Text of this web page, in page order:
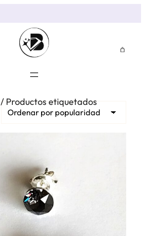
/ Productos etiquetados